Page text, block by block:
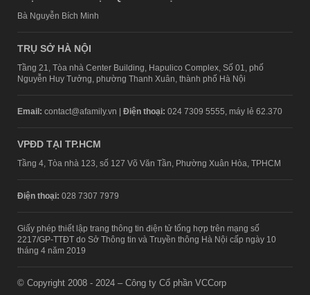
Bà Nguyễn Bích Minh
TRỤ SỞ HÀ NỘI
Tầng 21, Tòa nhà Center Building, Hapulico Complex, Số 01, phố
Nguyễn Huy Tưởng, phường Thanh Xuân, thành phố Hà Nội
Email: contact@afamily.vn | Điện thoại: 024 7309 5555, máy lẻ 62.370
VPĐD TẠI TP.HCM
Tầng 4, Tòa nhà 123, số 127 Võ Văn Tần, Phường Xuân Hòa, TPHCM
Điện thoại: 028 7307 7979
Giấy phép thiết lập trang thông tin điện tử tổng hợp trên mạng số
2217/GP-TTĐT do Sở Thông tin và Truyền thông Hà Nội cấp ngày 10
tháng 4 năm 2019
© Copyright 2008 - 2024 – Công ty Cổ phần VCCorp